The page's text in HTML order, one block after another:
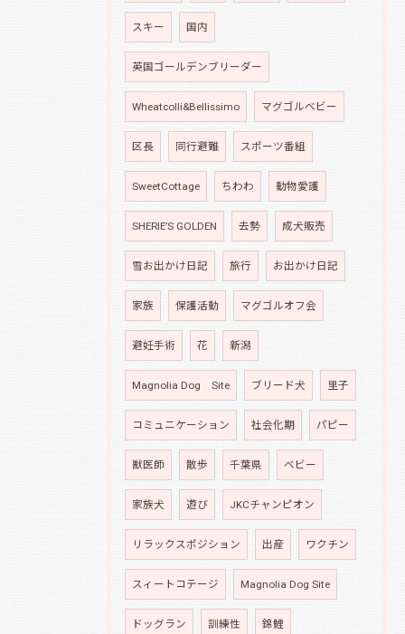
スキー 国内
英国ゴールデンブリーダー
Wheatcolli&Bellissimo マグゴルベビー
区長 同行避難 スポーツ番組
SweetCottage ちわわ 動物愛護
SHERIE’S GOLDEN 去勢 成犬販売
雪お出かけ日記 旅行 お出かけ日記
家族 保護活動 マグゴルオフ会
避妊手術 花 新潟
Magnolia Dog Site ブリード犬 里子
コミュニケーション 社会化期 パピー
獣医師 散歩 千葉県 ベビー
家族犬 遊び JKCチャンピオン
リラックスポジション 出産 ワクチン
スィートコテージ Magnolia Dog Site
ドッグラン 訓練性 錦鯉